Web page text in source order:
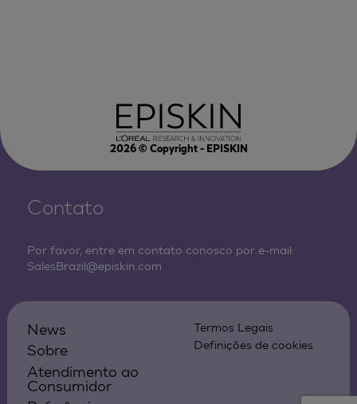
2026© Copyright - EPISKIN
Contato
Por favor, entre em contato conosco por e-mail:
SalesBrazil@episkin.com
News
Sobre
Atendimento ao
Consumidor
Termos Legais
Definições de cookies